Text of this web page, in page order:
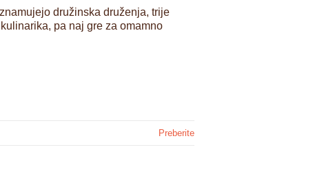
družinska druženja, trije
pa naj gre za omamno
Preberite